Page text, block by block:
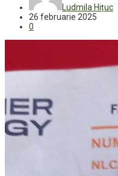
Ludmila Hițuc
26 februarie 2025
0